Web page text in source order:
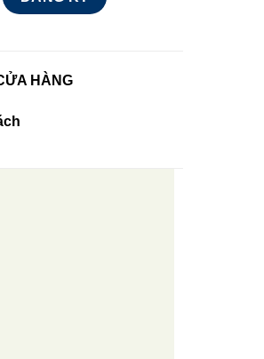
HÀNG